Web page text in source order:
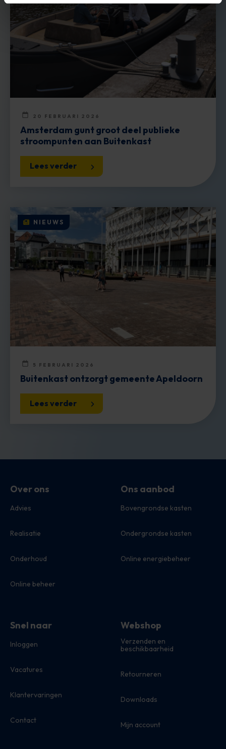
Amsterdam gunt groot deel publieke
stroompunten aan Buitenkast
20 FEBRUARI 2026
Lees verder
Buitenkast ontzorgt gemeente Apeldoorn
5 FEBRUARI 2026
Lees verder
NIEUWS
Over ons
Advies
Realisatie
Onderhoud
Online beheer
Ons aanbod
Bovengrondse kasten
Ondergrondse kasten
Online energiebeheer
Snel naar
Inloggen
Vacatures
Klantervaringen
Contact
Webshop
Verzenden en
beschikbaarheid
Retourneren
Downloads
Mijn account